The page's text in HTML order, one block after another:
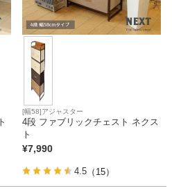
[幅58]アジャスター
4段 ファブリックチェスト ネクス
ト
¥7,990
4.5 （15）